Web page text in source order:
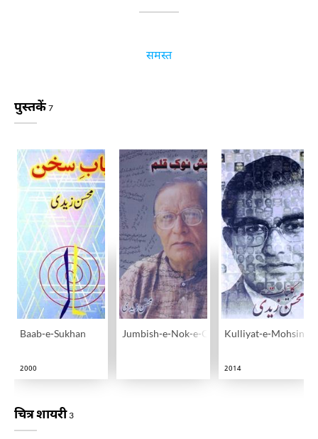
समस्त
पुस्तकें 7
Baab-e-Sukhan
2000
Jumbish-e-Nok-e-QalamKulliyat-e-Mohsin
2014
चित्र शायरी3